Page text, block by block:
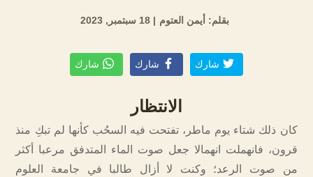
بقلم: أيمن العتوم | 18 سبتمبر, 2023
شارك شارك شارك
الانتظار
كان ذلك شتاء يوم ماطر، تفتحت فيه السحُب كأنها لم تبكِ منذ
قرون، فانهملت انهمالا جعل صوت الماء المتدفق مرعبا أكثر
من صوت الرعد؛ وكنت لا أزال طالبا في جامعة العلوم